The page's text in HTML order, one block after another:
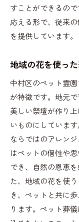
すことができるの
応える形で、従来
を提供しています。
地域の花を使っ
中村区のペット霊
が特徴です。地元
美しい祭壇が作り
いものにしていま
ならではのアレン
はペットの個性や
でき、自然の恩恵
た、地域の花を使
き、ペットと共に
ります。ペット葬